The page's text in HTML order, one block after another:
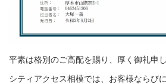
平素は格別のご高配を賜り、厚く御礼申し
シティアクセス相模では、お客様ならび